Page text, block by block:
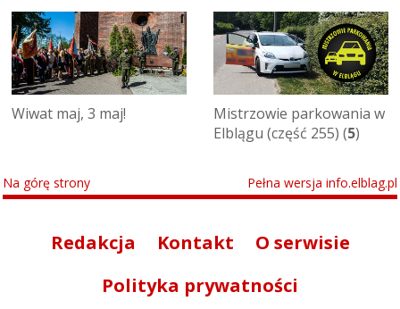
Wiwat maj, 3 maj!
Mistrzowie parkowania w
Elblągu (część 255) (5)
Na górę strony Pełna wersja info.elblag.pl
Redakcja Kontakt
O serwisie
Polityka prywatności